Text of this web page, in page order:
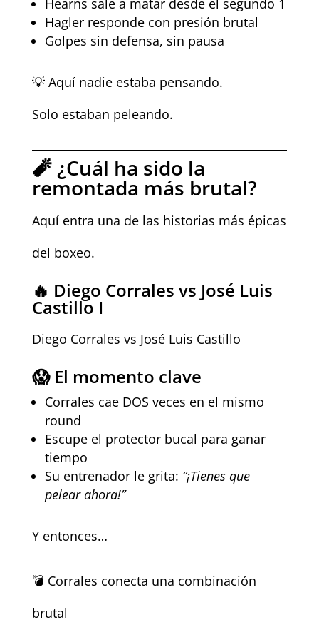
Hearns sale a matar desde el segundo 1
Hagler responde con presión brutal
Golpes sin defensa, sin pausa
💡 Aquí nadie estaba pensando.
Solo estaban peleando.
🧨 ¿Cuál ha sido la
remontada más brutal?
Aquí entra una de las historias más épicas
del boxeo.
🔥 Diego Corrales vs José Luis
Castillo I
Diego Corrales vs José Luis Castillo
😱 El momento clave
Corrales cae DOS veces en el mismo
round
Escupe el protector bucal para ganar
tiempo
Su entrenador le grita: “¡Tienes que
pelear ahora!”
Y entonces…
💣 Corrales conecta una combinación
brutal